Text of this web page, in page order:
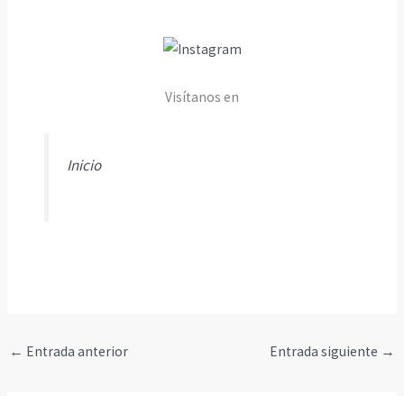
Visítanos en
Inicio
← Entrada anterior Entrada siguiente →